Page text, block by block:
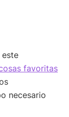
favoritas
necesario